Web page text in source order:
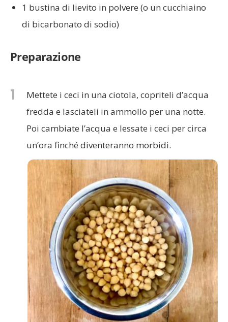
1 bustina di lievito in polvere (o un cucchiaino
di bicarbonato di sodio)
Preparazione
1
Mettete i ceci in una ciotola, copriteli d’acqua
fredda e lasciateli in ammollo per una notte.
Poi cambiate l’acqua e lessate i ceci per circa
un’ora finché diventeranno morbidi.